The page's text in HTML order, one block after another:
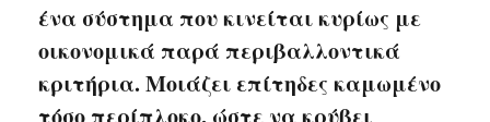
ένα σύστημα που κινείται κυρίως με
οικονομικά παρά περιβαλλοντικά
κριτήρια. Μοιάζει επίτηδες καμωμένο